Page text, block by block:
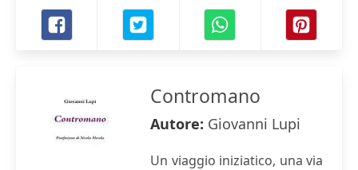
Contromano
Autore: Giovanni Lupi
Un viaggio iniziatico, una via